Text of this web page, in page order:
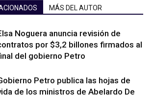
MÁS DEL AUTOR
Noguera anuncia revisión de
por $3,2 billones firmados al
del gobierno Petro
Petro publica las hojas de
de los ministros de Abelardo De